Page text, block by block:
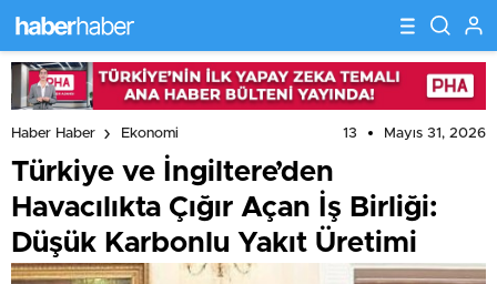
Haber Haber Ekonomi 13 Mayıs 31, 2026
Türkiye ve İngiltere’den
Havacılıkta Çığır Açan İş Birliği:
Düşük Karbonlu Yakıt Üretimi